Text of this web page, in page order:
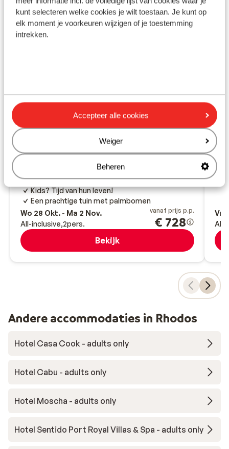
kunt selecteren welke cookies je wilt toestaan. Je kunt op
elk moment je voorkeuren wijzigen of je toestemming
intrekken.
Accepteer alle cookies
Weiger
Beheren
8.7 Fantastisch
Hotel Lindos Princess Beach
Lardos Rhodos Griekenland
Perfect voor een familievakantie
Het heerlijke strand pal voor de deur
Kids? Tijd van hun leven!
Een prachtige tuin met palmbomen
Wo 28 Okt. - Ma 2 Nov.
All-inclusive 2pers.
vanaf prijs p.p.
€ 728
Bekijk
Vr
All-
Andere accommodaties in Rhodos
Hotel Casa Cook - adults only
Hotel Cabu - adults only
Hotel Moscha - adults only
Hotel Sentido Port Royal Villas & Spa - adults only